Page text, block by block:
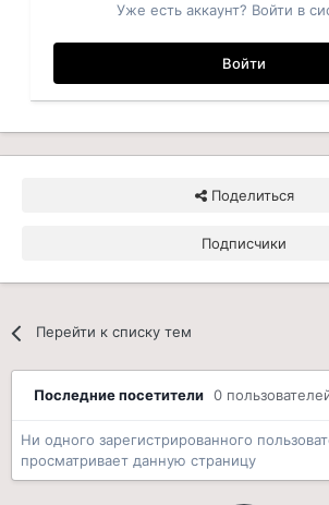
Уже есть аккаунт? Войти в
Войти
Поделиться
Подписчики
Перейти к списку тем
Последние посетители 0
Ни одного зарегистрированного
просматривает данную страницу